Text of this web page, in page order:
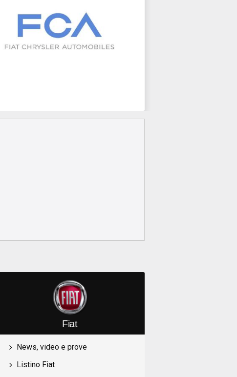
Fiat
News, video e prove
Listino Fiat